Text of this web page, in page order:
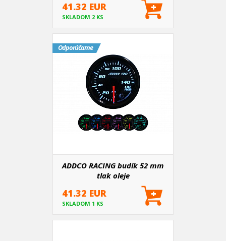
41.32 EUR
SKLADOM 2 KS
Odporúčame
ADDCO RACING budík 52 mm
tlak oleje
41.32 EUR
SKLADOM 1 KS